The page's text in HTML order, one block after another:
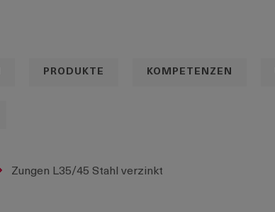
PRODUKTE KOMPETENZEN
Zungen L35/45 Stahl verzinkt